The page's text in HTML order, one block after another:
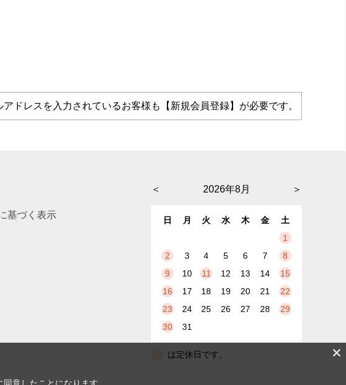
レスを入力されているお客様も【新規会員登録】が必要です。
基づく表示
＜ ＞
2026年8月
日 月 火 水 木 金
土
1
2
3 4 5 6 7
8
9
10 11 12 13 14
15
16
17 18 19 20 21
22
23
24 25 26 27 28
29
30
31
は定休日です。 ✕